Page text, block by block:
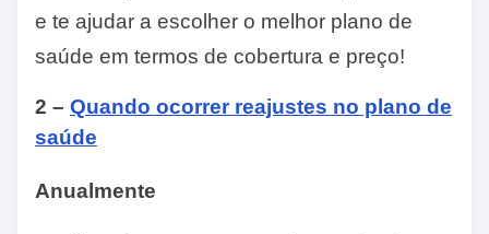
e te ajudar a escolher o melhor plano de
saúde em termos de cobertura e preço!
2 – Quando ocorrer reajustes no plano de
saúde
Anualmente